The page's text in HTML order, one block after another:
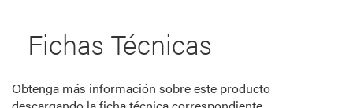
Fichas Técnicas
Obtenga más información sobre este producto